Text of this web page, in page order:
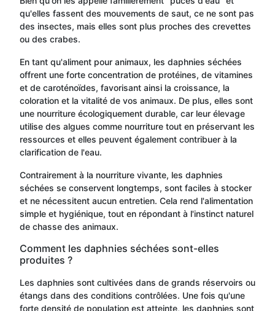
qu'elles fassent des mouvements de saut, ce ne sont pas
des insectes, mais elles sont plus proches des crevettes
ou des crabes.
En tant qu'aliment pour animaux, les daphnies séchées
offrent une forte concentration de protéines, de vitamines
et de caroténoïdes, favorisant ainsi la croissance, la
coloration et la vitalité de vos animaux. De plus, elles sont
une nourriture écologiquement durable, car leur élevage
utilise des algues comme nourriture tout en préservant les
ressources et elles peuvent également contribuer à la
clarification de l'eau.
Contrairement à la nourriture vivante, les daphnies
séchées se conservent longtemps, sont faciles à stocker
et ne nécessitent aucun entretien. Cela rend l'alimentation
simple et hygiénique, tout en répondant à l'instinct naturel
de chasse des animaux.
Comment les daphnies séchées sont-elles
produites ?
Les daphnies sont cultivées dans de grands réservoirs ou
étangs dans des conditions contrôlées. Une fois qu'une
forte densité de population est atteinte, les daphnies sont